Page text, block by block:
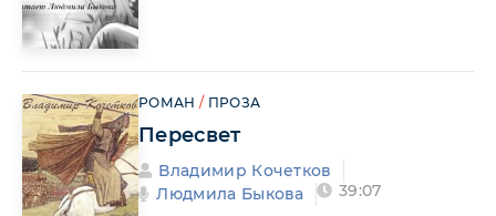
РОМАН / ПРОЗА
Пересвет
Владимир Кочетков
Людмила Быкова
39:07